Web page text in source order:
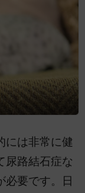
には非常に健
尿路結石症な
必要です。日